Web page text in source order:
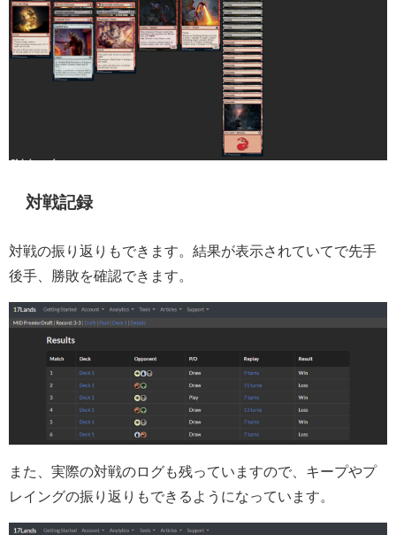
対戦記録
対戦の振り返りもできます。結果が表示されていてで先手
後手、勝敗を確認できます。
また、実際の対戦のログも残っていますので、キープやプ
レイングの振り返りもできるようになっています。